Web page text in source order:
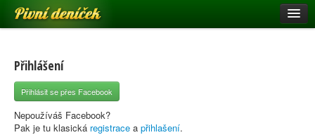
Pivní deníček
Pivní mapa
Pivní značky
Nápověda
Přihlášení
Přihlásit se přes Facebook
Nepoužíváš Facebook?
Pak je tu klasická registrace a přihlašení.